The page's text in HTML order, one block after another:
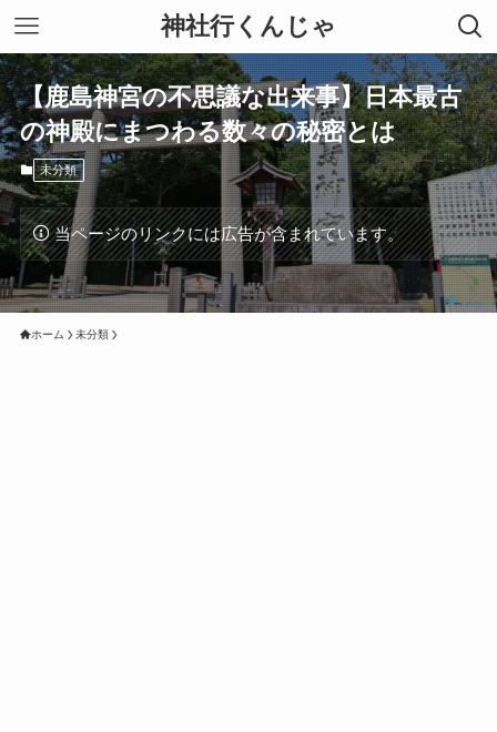
神社行くんじゃ
【鹿島神宮の不思議な出来事】日本最古
の神殿にまつわる数々の秘密とは
未分類
当ページのリンクには広告が含まれています。
ホーム 未分類